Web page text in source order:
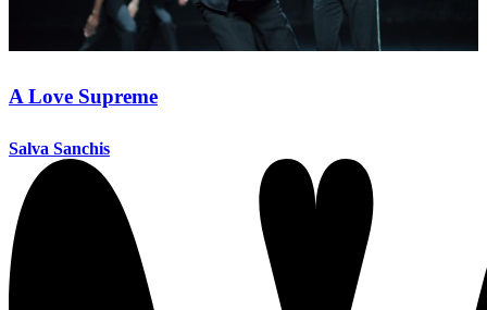
A Love Supreme
Salva Sanchis